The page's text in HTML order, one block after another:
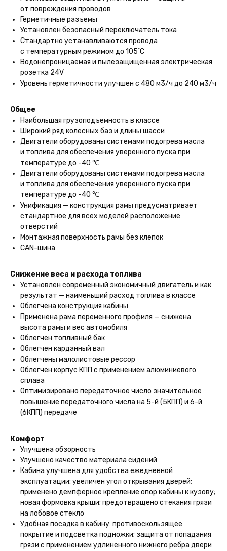
от повреждения проводов
Герметичные разъемы
Установлен безопасный переключатель тока
Стандартно устанавливаются провода
с температурным режимом до 105˚С
Водонепроницаемая и пылезащищенная электрическая
розетка 24V
Уровень герметичности улучшен с 480 м3/ч до 240 м3/ч
Общее
Наибольшая грузоподъемность в классе
Широкий ряд колесных баз и длины шасси
Двигатели оборудованы системами подогрева масла
и топлива для обеспечения уверенного пуска при
температуре до -40 ℃
Двигатели оборудованы системами подогрева масла
и топлива для обеспечения уверенного пуска при
температуре до -40 ℃
Унификация — конструкция рамы предусматривает
стандартное для всех моделей расположение
отверстий
Монтажная поверхность рамы без клепок
CAN-шина
Снижение веса и расхода топлива
Установлен современный экономичный двигатель и как
результат — наименьший расход топлива в классе
Облегчена конструкция кабины
Применена рама переменного профиля — снижена
высота рамы и вес автомобиля
Облегчен топливный бак
Облегчен карданный вал
Облегчены малолистовые рессор
Облегчен корпус КПП с применением алюминиевого
сплава
Оптимизировано передаточное число значительное
повышение передаточного числа на 5-й (5КПП) и 6-й
(6КПП) передаче
Комфорт
Улучшена обзорность
Улучшено качество материала сидений
Кабина улучшена для удобства ежедневной
эксплуатации: увеличен угол открывания дверей;
применено демпферное крепление опор кабины к кузову;
новая формовка крыши; предотвращено стекания грязи
на лобовое стекло
Удобная посадка в кабину: противоскользящее
покрытие и подсветка подножки; защита от попадания
грязи с применением удлиненного нижнего ребра двери